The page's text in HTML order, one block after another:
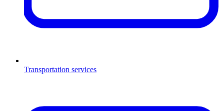
Transportation services